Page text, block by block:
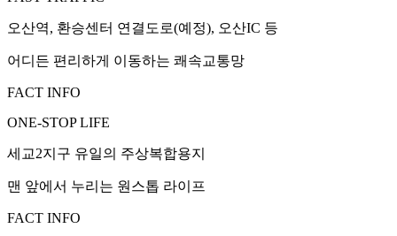
오산역, 환승센터 연결도로(예정), 오산IC 등
어디든 편리하게 이동하는 쾌속교통망
FACT INFO
ONE-STOP LIFE
세교2지구 유일의 주상복합용지
맨 앞에서 누리는 원스톱 라이프
FACT INFO